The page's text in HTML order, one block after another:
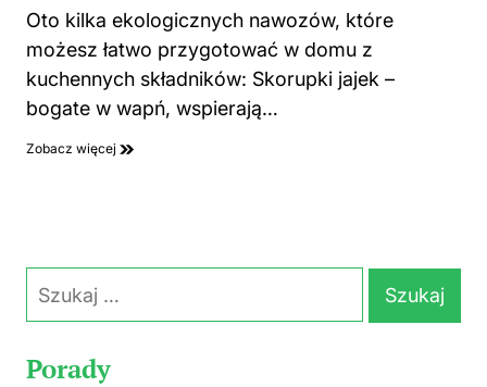
Oto kilka ekologicznych nawozów, które
możesz łatwo przygotować w domu z
kuchennych składników: Skorupki jajek –
bogate w wapń, wspierają…
Zobacz więcej
Szukaj:
Porady